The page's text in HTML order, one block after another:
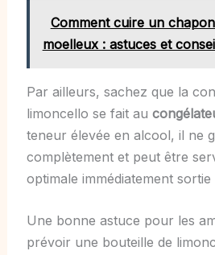
Comment cuire un
moelleux : astuces et
Par ailleurs, sachez que la
limoncello se fait au
teneur élevée en alcool, il ne
complètement et peut être
optimale immédiatement
Une bonne astuce pour les
prévoir une bouteille de